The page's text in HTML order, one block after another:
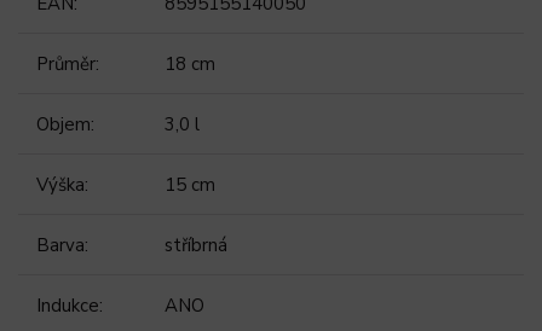
Průměr: 18 cm
Objem: 3,0 l
Výška: 15 cm
Barva: stříbrná
Indukce: ANO